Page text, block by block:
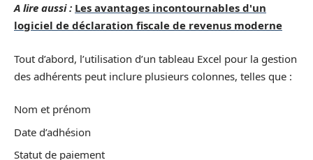
A lire aussi : Les avantages incontournables d'un
logiciel de déclaration fiscale de revenus moderne
Tout d’abord, l’utilisation d’un tableau Excel pour la gestion
des adhérents peut inclure plusieurs colonnes, telles que :
Nom et prénom
Date d’adhésion
Statut de paiement